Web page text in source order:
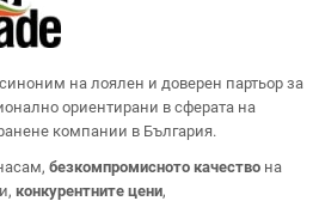
на лоялен и доверен партьор за
ориентирани в сферата на
компании в България.
безкомпромисното качество на
конкурентните цени,